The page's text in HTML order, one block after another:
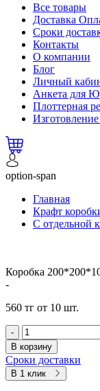
Все товары
Доставка
Сроки
Контакты
О компании
Блог
Личный
Анкета для
Плоттерная
option-span
Главная
Крафт
С отдельной
Коробка
-
560 тг от 10 шт.
-
В корзину
Сроки доставки
В 1 клик